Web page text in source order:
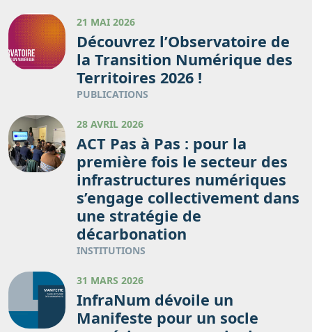
21 MAI 2026
Découvrez l’Observatoire de
la Transition Numérique des
Territoires 2026 !
PUBLICATIONS
28 AVRIL 2026
ACT Pas à Pas : pour la
première fois le secteur des
infrastructures numériques
s’engage collectivement dans
une stratégie de
décarbonation
INSTITUTIONS
31 MARS 2026
InfraNum dévoile un
Manifeste pour un socle